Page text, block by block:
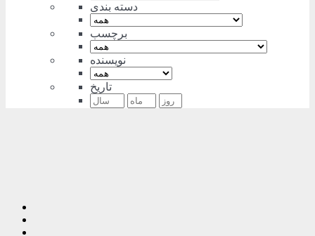
دسته بندی
برچسب
نویسنده
تاریخ